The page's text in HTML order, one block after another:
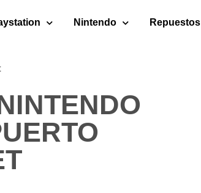
Nintendo Repuestos